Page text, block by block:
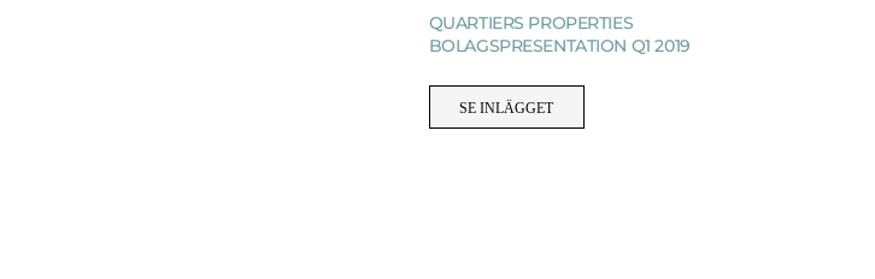
QUARTIERS PROPERTIES
BOLAGSPRESENTATION Q1 2019
SE INLÄGGET